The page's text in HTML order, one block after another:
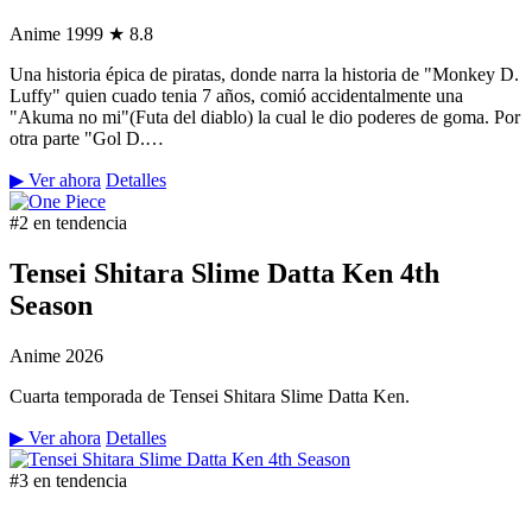
Anime 1999 ★ 8.8
Una historia épica de piratas, donde narra la historia de "Monkey D.
Luffy" quien cuado tenia 7 años, comió accidentalmente una
"Akuma no mi"(Futa del diablo) la cual le dio poderes de goma. Por
otra parte "Gol D.…
▶ Ver ahora Detalles
#2 en tendencia
Tensei Shitara Slime Datta Ken 4th
Season
Anime 2026
Cuarta temporada de Tensei Shitara Slime Datta Ken.
▶ Ver ahora Detalles
#3 en tendencia